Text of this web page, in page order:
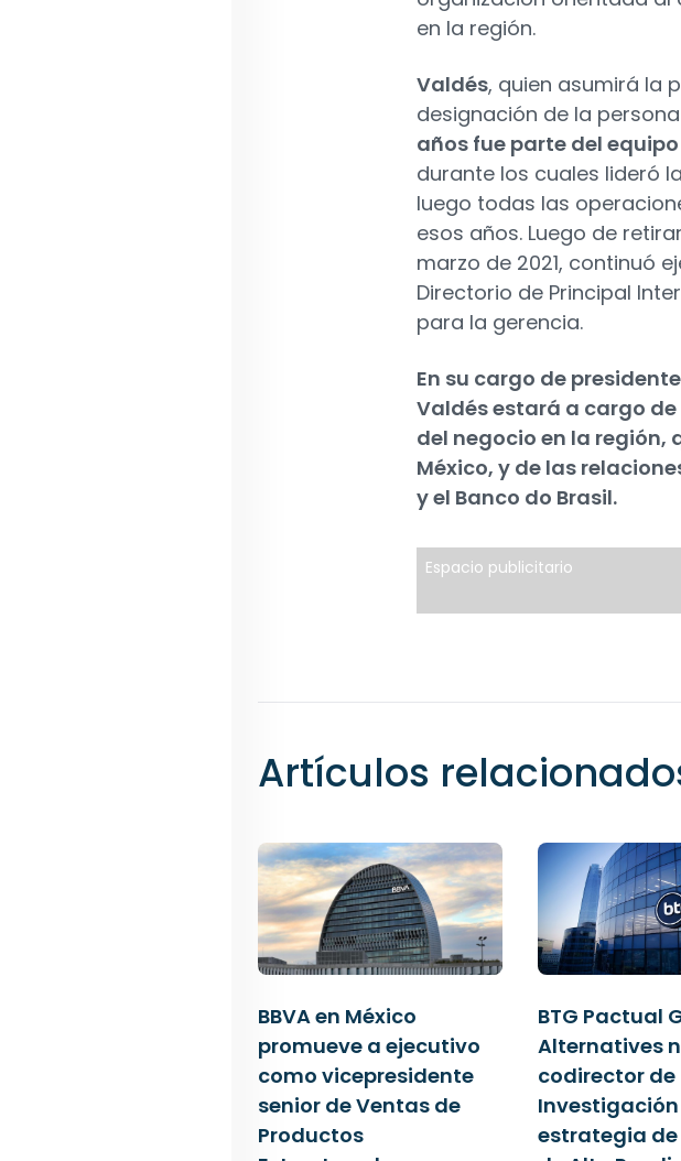
en la región.
Valdés, quien asumirá la
designación de la
años fue parte del
durante los cuales lideró
luego todas las
esos años. Luego de
marzo de 2021, continuó
Directorio de Principal
para la gerencia.
En su cargo de
Valdés estará a cargo
del negocio en la región,
México, y de las
y el Banco do Brasil.
Espacio publicitario
Artículos
BBVA en México
promueve a ejecutivo
como vicepresidente
senior de Ventas de
Productos
BTG Pactual
Alternatives
codirector de
estrategia